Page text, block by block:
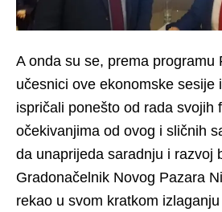
A onda su se, prema programu
učesnici ove ekonomske sesije
ispričali ponešto od rada svojih
očekivanjima od ovog i sličnih
da unaprijeda saradnju i razvoj
Gradonačelnik Novog Pazara
rekao u svom kratkom